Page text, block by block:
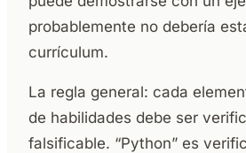
probablemente no debería
currículum.
La regla general: cada
de habilidades debe ser
falsificable. “Python” es